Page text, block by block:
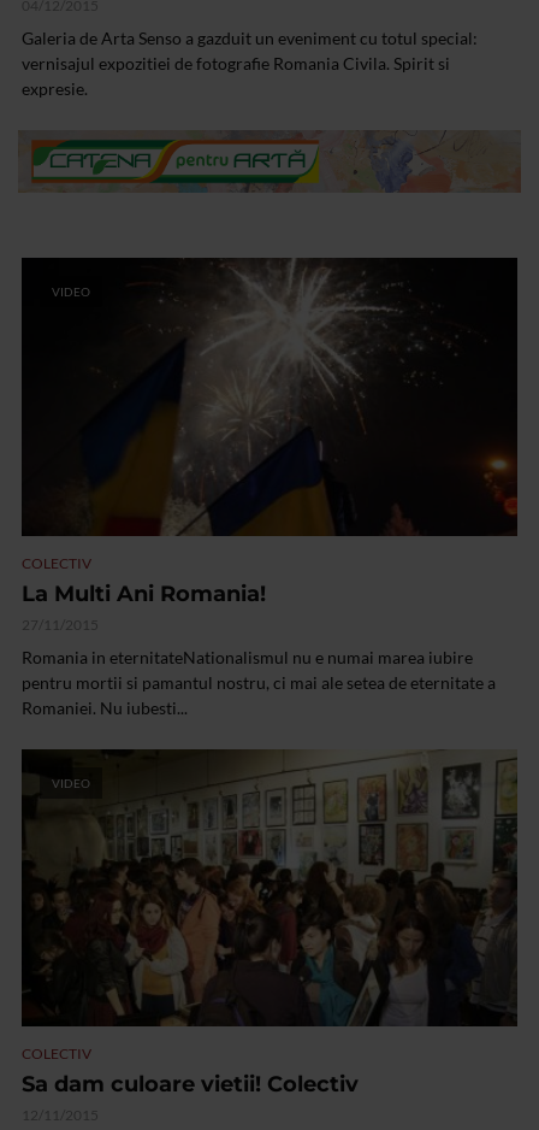
04/12/2015
Galeria de Arta Senso a gazduit un eveniment cu totul special:
vernisajul expozitiei de fotografie Romania Civila. Spirit si
expresie.
VIDEO
COLECTIV
La Multi Ani Romania!
27/11/2015
Romania in eternitateNationalismul nu e numai marea iubire
pentru mortii si pamantul nostru, ci mai ale setea de eternitate a
Romaniei. Nu iubesti...
VIDEO
COLECTIV
Sa dam culoare vietii! Colectiv
12/11/2015